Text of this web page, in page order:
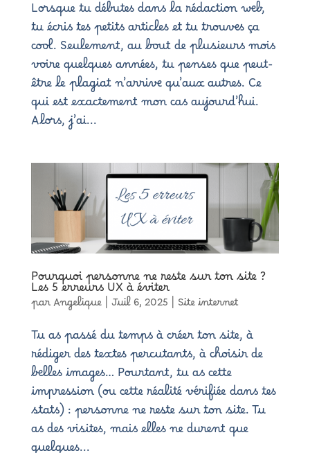
Lorsque tu débutes dans la rédaction web,
tu écris tes petits articles et tu trouves ça
cool. Seulement, au bout de plusieurs mois
voire quelques années, tu penses que peut-
être le plagiat n’arrive qu’aux autres. Ce
qui est exactement mon cas aujourd’hui.
Alors, j’ai...
Pourquoi personne ne reste sur ton site ?
Les 5 erreurs UX à éviter
parAngelique| Juil 6, 2025 | Site internet
Tu as passé du temps à créer ton site, à
rédiger des textes percutants, à choisir de
belles images… Pourtant, tu as cette
impression (ou cette réalité vérifiée dans tes
stats) : personne ne reste sur ton site. Tu
as des visites, mais elles ne durent que